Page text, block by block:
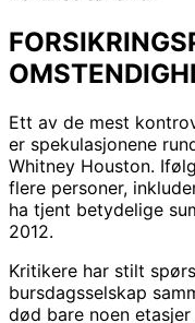
Ett av de mest
er spekulasjonene
Whitney Houston.
flere personer,
ha tjent betydelige
2012.
Kritikere har stilt
bursdagsselskap
død bare noen